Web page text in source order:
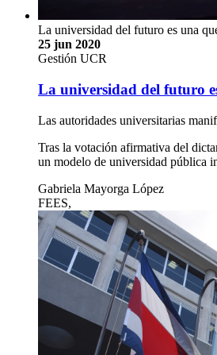
La universidad del futuro es una
25 jun 2020
Gestión UCR
La universidad del futuro
Las autoridades universitarias
Tras la votación afirmativa del
un modelo de universidad pública
Gabriela Mayorga López
FEES,